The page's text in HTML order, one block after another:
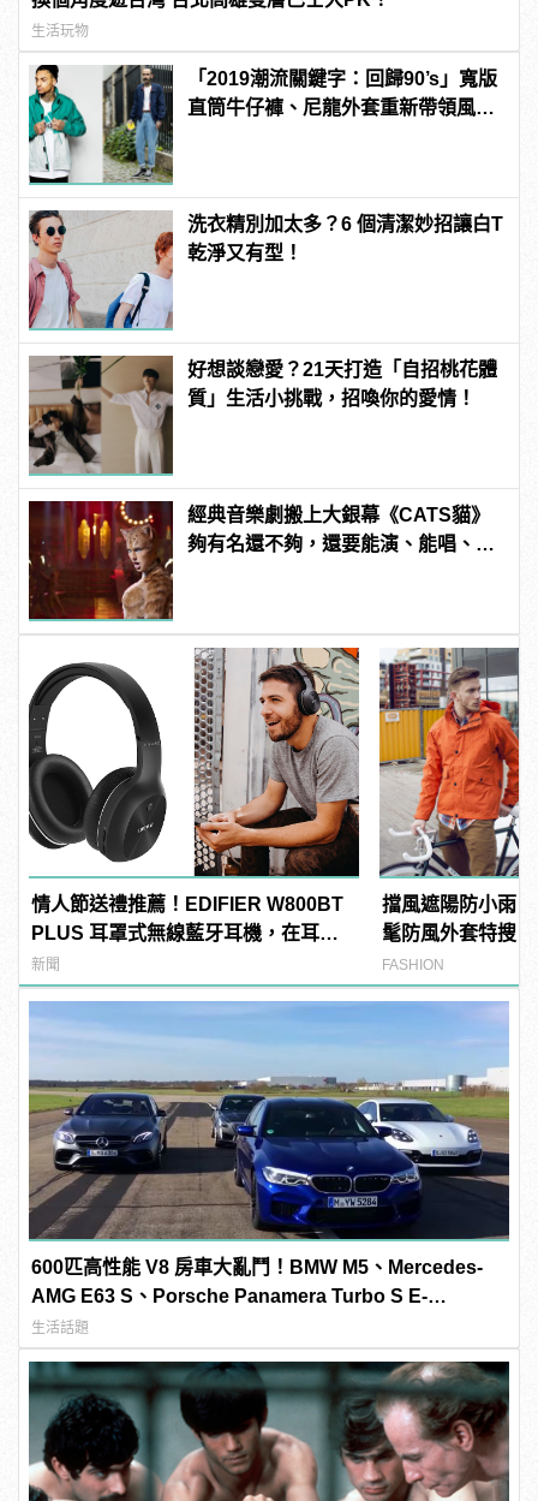
生活玩物
「2019潮流關鍵字：回歸90’s」寬版
直筒牛仔褲、尼龍外套重新帶領風
洗衣精別加太多？6 個清潔妙招讓白T
乾淨又有型！
好想談戀愛？21天打造「自招桃花體
質」生活小挑戰，招喚你的愛情！
經典音樂劇搬上大銀幕《CATS貓》
夠有名還不夠，還要能演、能唱、還
情人節送禮推薦！EDIFIER W800BT
PLUS 耳罩式無線藍牙耳機，在耳邊
傾訴甜言蜜語
新聞
擋風遮陽防小雨
髦防風外套特搜
FASHION
600匹高性能 V8 房車大亂鬥！BMW M5、Mercedes-
AMG E63 S、Porsche Panamera Turbo S E-
Hybrid、Cadillac CTS-V「0-300km/h」加速對決
生活話題